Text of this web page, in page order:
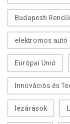
Budapesti
elektromos autó
Európai Unió
Innovációs és
lezárások